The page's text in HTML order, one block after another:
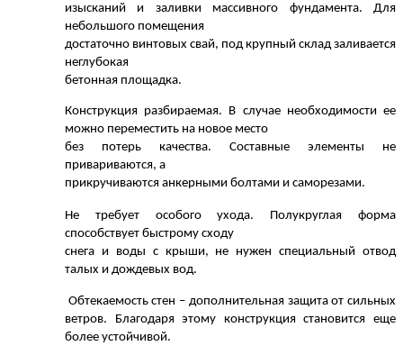
изысканий и заливки массивного фундамента. Для
небольшого помещения
достаточно винтовых свай, под крупный склад заливается
неглубокая
бетонная площадка.
Конструкция разбираемая. В случае необходимости ее
можно переместить на новое место
без потерь качества. Составные элементы не
привариваются, а
прикручиваются анкерными болтами и саморезами.
Не требует особого ухода. Полукруглая форма
способствует быстрому сходу
снега и воды с крыши, не нужен специальный отвод
талых и дождевых вод.
Обтекаемость стен – дополнительная защита от сильных
ветров. Благодаря этому конструкция становится еще
более устойчивой.